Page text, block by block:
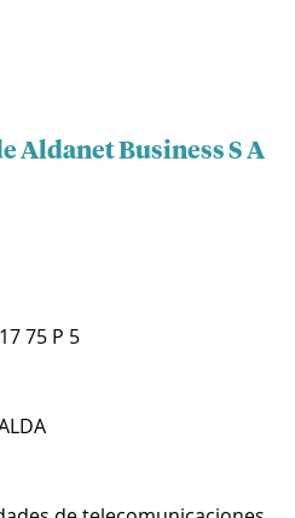
Aldanet Business S A
75 P 5